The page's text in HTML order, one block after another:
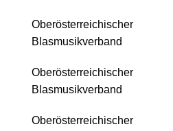
Oberösterreichischer
Blasmusikverband
Oberösterreichischer
Blasmusikverband
Oberösterreichischer